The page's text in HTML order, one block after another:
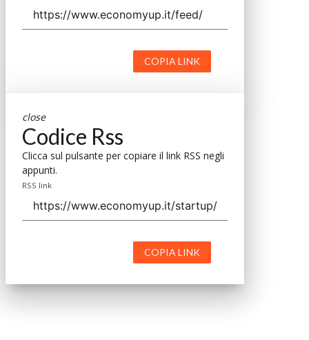
COPIA LINK
close
Codice Rss
Clicca sul pulsante per copiare il link RSS negli
appunti.
RSS link
COPIA LINK